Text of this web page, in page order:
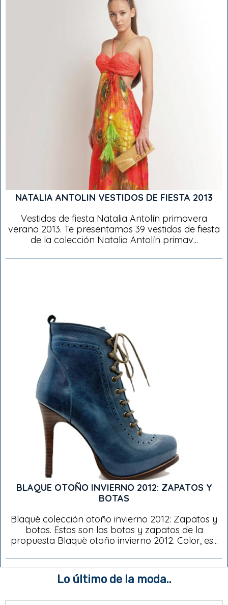
NATALIA ANTOLIN VESTIDOS DE FIESTA 2013
Vestidos de fiesta Natalia Antolín primavera
verano 2013. Te presentamos 39 vestidos de fiesta
de la colección Natalia Antolín primav...
BLAQUE OTOÑO INVIERNO 2012: ZAPATOS Y
BOTAS
Blaquè colección otoño invierno 2012: Zapatos y
botas. Estas son las botas y zapatos de la
propuesta Blaquè otoño invierno 2012. Color, es...
Lo último de la moda..